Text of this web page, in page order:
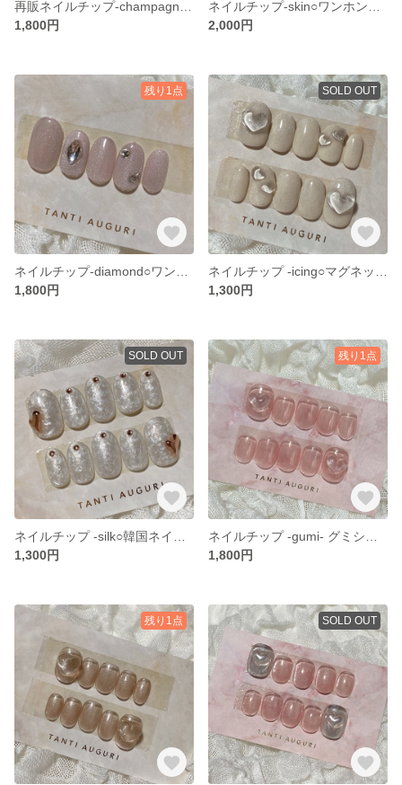
1,800円
2,000円
残り1点
1,800円
SOLD OUT
1,300円
SOLD OUT
1,300円
残り1点
1,800円
残り1点 SOLD OUT